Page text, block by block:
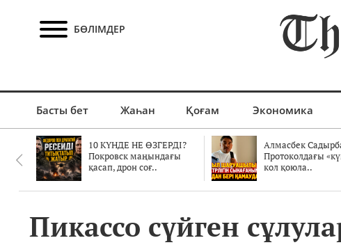
БӨЛІМДЕР
Басты бет Жаһан Қоғам Экономика
10 КҮНДЕ НЕ ӨЗГЕРДІ?
Покровск маңындағы
қасап, дрон соғ..
Алмасбек
Протоколдағы
кол қоюла..
Пикассо сүйген